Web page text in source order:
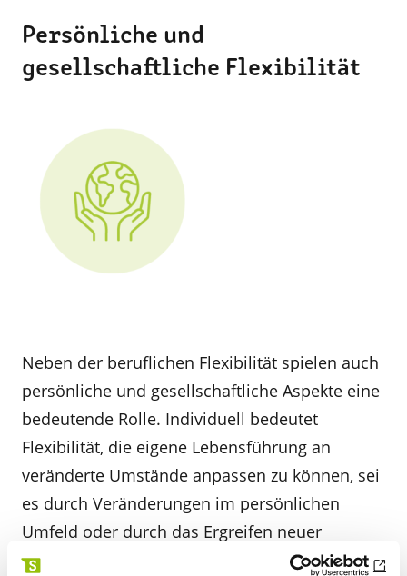
Persönliche und
gesellschaftliche Flexibilität
Neben der beruflichen Flexibilität spielen auch
persönliche und gesellschaftliche Aspekte eine
bedeutende Rolle. Individuell bedeutet
Flexibilität, die eigene Lebensführung an
veränderte Umstände anpassen zu können, sei
es durch Veränderungen im persönlichen
Umfeld oder durch das Ergreifen neuer
Gelegenheiten. Auf gesellschaftlicher Ebene